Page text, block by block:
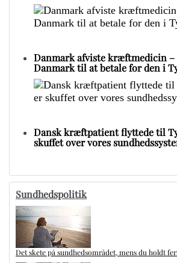
Danmark afviste kræftmedicin –
Danmark til at betale for den i
Dansk kræftpatient flyttede til
skuffet over vores
Sundhedspolitik
Det skete på sundhedsområdet, mens du holdt